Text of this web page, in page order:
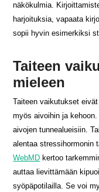
näkökulmia.
harjoituksia, vapaata
sopii hyvin esimerkiksi
Taiteen
mieleen
Taiteen vaikutukset
myös aivoihin ja
aivojen tunnealueisiin.
alentaa stressihormonin
WebMD kertoo
auttaa lievittämään
syöpäpotilailla. Se voi